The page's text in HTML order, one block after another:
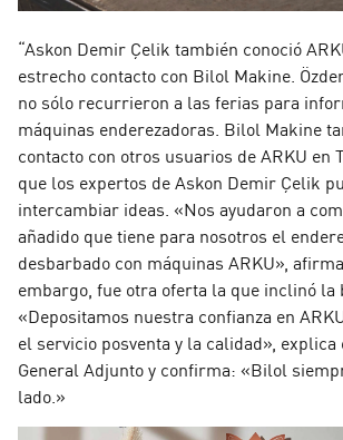
“Askon Demir Çelik también conoció
estrecho contacto con Bilol Makine.
no sólo recurrieron a las ferias para
máquinas enderezadoras. Bilol Makine
contacto con otros usuarios de ARKU en
que los expertos de Askon Demir Çelik
intercambiar ideas. «Nos ayudaron a
añadido que tiene para nosotros el
desbarbado con máquinas ARKU»,
embargo, fue otra oferta la que inclinó la
«Depositamos nuestra confianza en
el servicio posventa y la calidad»,
General Adjunto y confirma: «Bilol
lado.»